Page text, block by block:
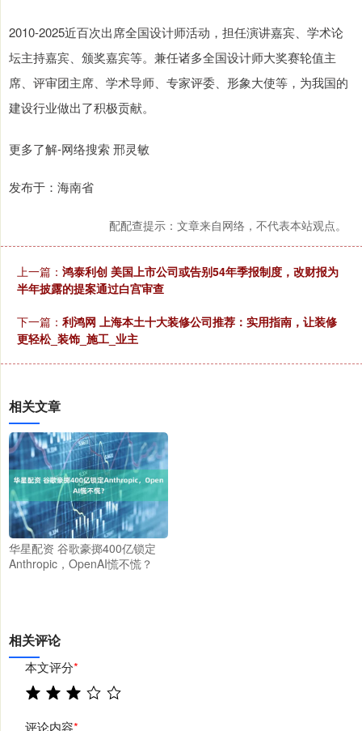
2010-2025近百次出席全国设计师活动，担任演讲嘉宾、学术论
坛主持嘉宾、颁奖嘉宾等。兼任诸多全国设计师大奖赛轮值主
席、评审团主席、学术导师、专家评委、形象大使等，为我国的
建设行业做出了积极贡献。
更多了解-网络搜索 邢灵敏
发布于：海南省
配配查提示：文章来自网络，不代表本站观点。
上一篇： 鸿泰利创 美国上市公司或告别54年季报制度，改财报为
半年披露的提案通过白宫审查
下一篇： 利鸿网 上海本土十大装修公司推荐：实用指南，让装修
更轻松_装饰_施工_业主
相关文章
华星配资 谷歌豪掷400亿锁定
Anthropic，OpenAI慌不慌？
相关评论
本文评分*
评论内容*